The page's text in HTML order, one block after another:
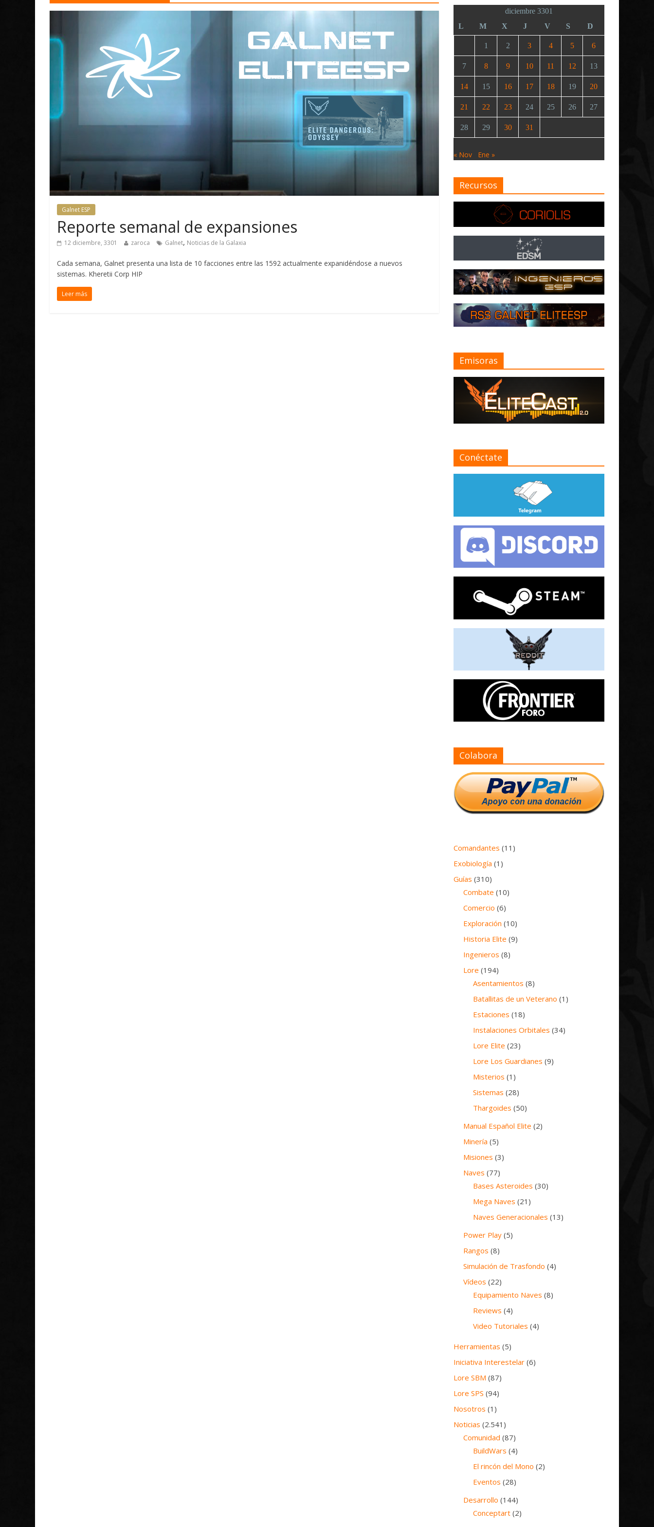
Galnet ESP
Reporte semanal de expansiones
12 diciembre, 3301 zaroca Galnet, Noticias de la Galaxia
Cada semana, Galnet presenta una lista de 10 facciones entre las 1592 actualmente expanidéndose a nuevos
sistemas. Kheretii Corp HIP
Leer más
diciembre 3301
L
M X J V S D
1 2 3 4 5 6
7 8 9 10 11 12 13
14 15 16 17 18 19 20
21 22 23 24 25 26 27
28 29 30 31
« Nov Ene »
Recursos
Emisoras
Conéctate
Colabora
Comandantes (11)
Exobiología (1)
Guías (310)
Combate (10)
Comercio (6)
Exploración (10)
Historia Elite (9)
Ingenieros (8)
Lore (194)
Asentamientos (8)
Batallitas de un Veterano (1)
Estaciones (18)
Instalaciones Orbitales (34)
Lore Elite (23)
Lore Los Guardianes (9)
Misterios (1)
Sistemas (28)
Thargoides (50)
Manual Español Elite (2)
Minería (5)
Misiones (3)
Naves (77)
Bases Asteroides (30)
Mega Naves (21)
Naves Generacionales (13)
Power Play (5)
Rangos (8)
Simulación de Trasfondo (4)
Vídeos (22)
Equipamiento Naves (8)
Reviews (4)
Video Tutoriales (4)
Herramientas (5)
Iniciativa Interestelar (6)
Lore SBM (87)
Lore SPS (94)
Nosotros (1)
Noticias (2.541)
Comunidad (87)
BuildWars (4)
El rincón del Mono (2)
Eventos (28)
Desarrollo (144)
Conceptart (2)